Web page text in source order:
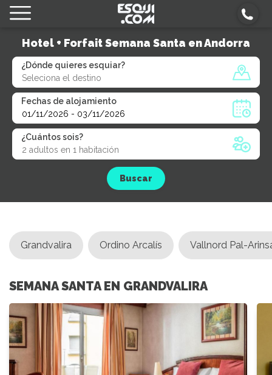
Hotel + Forfait Semana Santa en Andorra
¿Dónde quieres esquiar?
Fechas de alojamiento
¿Cuántos sois?
Buscar
Grandvalira Ordino Arcalís Vallnord Pal-
SEMANA SANTA EN GRANDVALIRA